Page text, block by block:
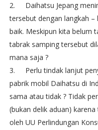
2.
Daihatsu Jepang
tersebut dengan langkah
baik. Meskipun kita belum
tabrak samping tersebut
mana saja ?
3.
Perlu tindak lanjut
pabrik mobil Daihatsu di
sama atau tidak ? Tidak
(bukan delik aduan)
oleh UU Perlindungan